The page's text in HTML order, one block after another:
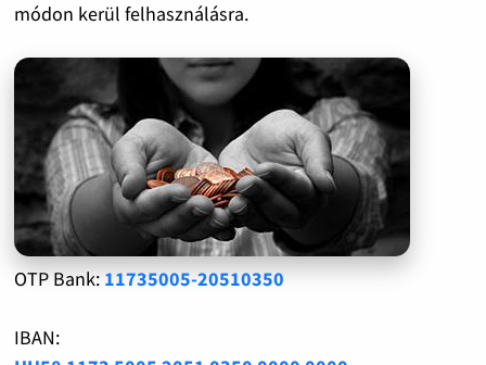
módon kerül felhasználásra.
OTP Bank: 11735005-20510350
IBAN: